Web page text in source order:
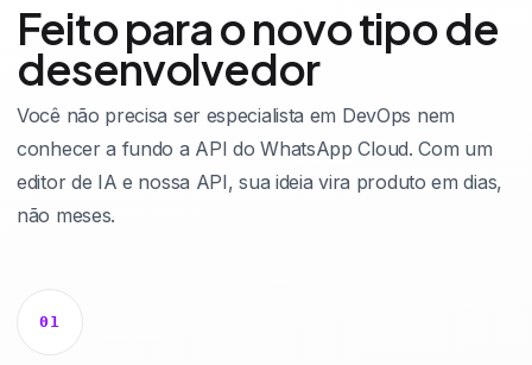
Feito para o novo tipo de
desenvolvedor
Você não precisa ser especialista em DevOps nem
conhecer a fundo a API do WhatsApp Cloud. Com um
editor de IA e nossa API, sua ideia vira produto em dias,
não meses.
01